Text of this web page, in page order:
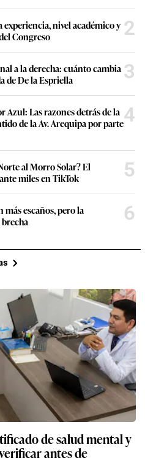
experiencia, nivel académico y
Congreso
2
a la derecha: cuánto cambia
de De la Espriella
3
Las razones detrás de la
de la Av. Arequipa por parte4
al Morro Solar? El
miles en TikTok
5
escaños, pero la
6
de salud mental y
antes de